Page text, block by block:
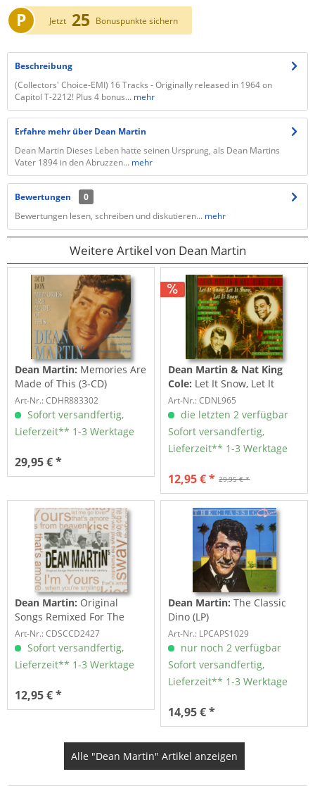
P Jetzt 25 Bonuspunkte sichern
Beschreibung
(Collectors' Choice-EMI) 16 Tracks - Originally released in 1964 on
Capitol T-2212! Plus 4 bonus... mehr
Erfahre mehr über Dean Martin
Dean Martin Dieses Leben hatte seinen Ursprung, als Dean Martins
Vater 1894 in den Abruzzen... mehr
Bewertungen
0
Bewertungen lesen, schreiben und diskutieren... mehr
Weitere Artikel von Dean Martin
Dean Martin: Memories Are
Made of This (3-CD)
Art-Nr.: CDHR883302
Sofort versandfertig,
Lieferzeit** 1-3 Werktage
29,95 € *
Dean Martin & Nat King
Cole: Let It Snow, Let It
Snow, Let It Snow...
Art-Nr.: CDNL965
die letzten 2 verfügbar
Sofort versandfertig,
Lieferzeit** 1-3 Werktage
29,95 € *
12,95 € *
Dean Martin: Original
Songs Remixed For The
Next Century (CD)
Art-Nr.: CDSCCD2427
Sofort versandfertig,
Lieferzeit** 1-3 Werktage
12,95 € *
Dean Martin:The Classic
Dino (LP)
Art-Nr.: LPCAPS1029
nur noch 2 verfügbar
Sofort versandfertig,
Lieferzeit** 1-3 Werktage
14,95 € *
Alle "Dean Martin" Artikel anzeigen